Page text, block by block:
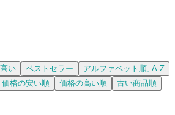
い ベストセラー
アルファベット順, A-Z
価格の安い順 価格の高い順
古い商品順